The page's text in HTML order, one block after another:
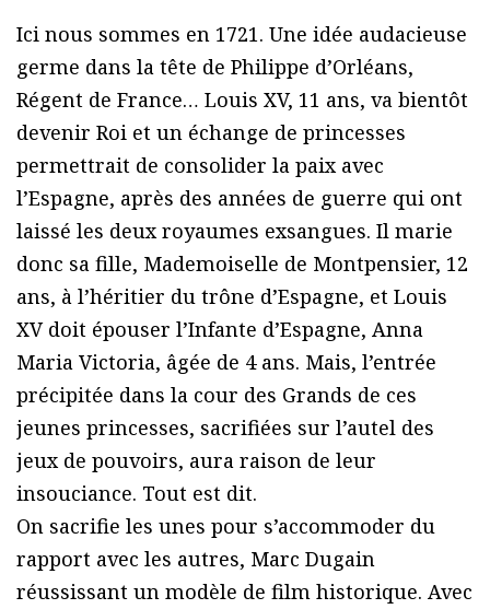
Ici nous sommes en 1721. Une idée audacieuse
germe dans la tête de Philippe d’Orléans,
Régent de France… Louis XV, 11 ans, va bientôt
devenir Roi et un échange de princesses
permettrait de consolider la paix avec
l’Espagne, après des années de guerre qui ont
laissé les deux royaumes exsangues. Il marie
donc sa fille, Mademoiselle de Montpensier, 12
ans, à l’héritier du trône d’Espagne, et Louis
XV doit épouser l’Infante d’Espagne, Anna
Maria Victoria, âgée de 4 ans. Mais, l’entrée
précipitée dans la cour des Grands de ces
jeunes princesses, sacrifiées sur l’autel des
jeux de pouvoirs, aura raison de leur
insouciance. Tout est dit.
On sacrifie les unes pour s’accommoder du
rapport avec les autres, Marc Dugain
réussissant un modèle de film historique. Avec